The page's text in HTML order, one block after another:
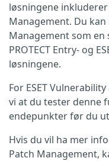
løsningene inkluderer
Management. Du kan
Management som en
PROTECT Entry- og
løsningene.
For ESET
vi at du tester denne
endepunkter før du
Hvis du vil ha mer
Patch Management,